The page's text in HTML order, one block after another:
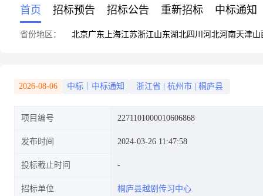
首页 招标预告 招标公告 重新招标 中标通知
省份地区： 北京广东 上海江苏浙江山东湖北四川 河北河南天津山
2026-08-06 中标｜中标通知 浙江省 杭州市 桐庐县
项目编号 2271101000010606868
发布时间 2024-03-26 11:47:58
投标截止时间
招标单位 桐庐县越剧传习中心